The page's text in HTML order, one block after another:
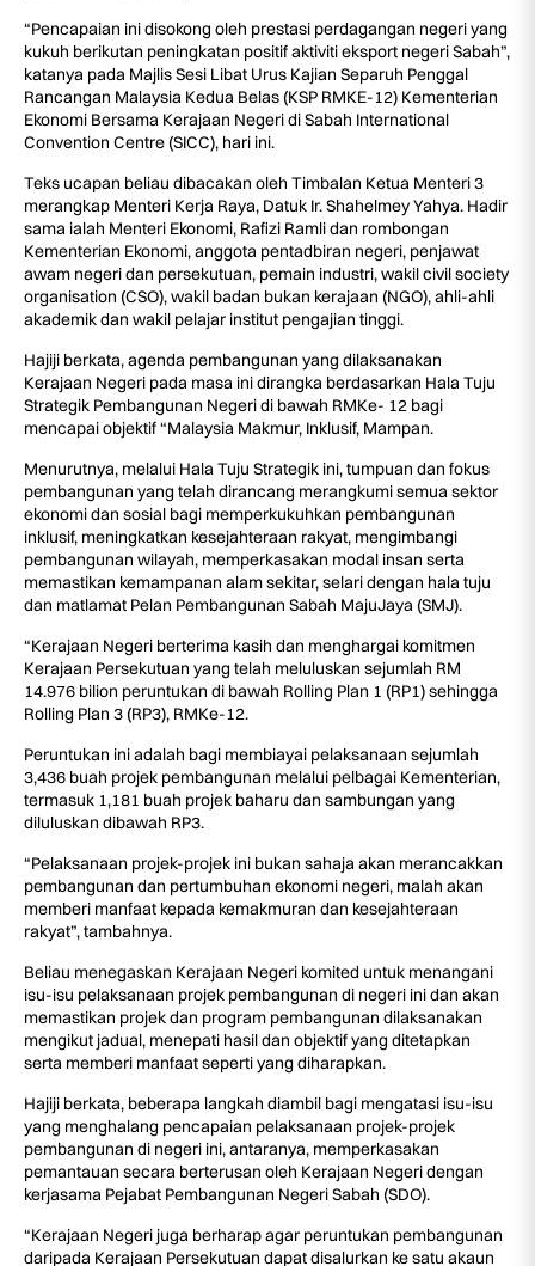
“Pencapaian ini disokong oleh prestasi perdagangan negeri yang
kukuh berikutan peningkatan positif aktiviti eksport negeri Sabah”,
katanya pada Majlis Sesi Libat Urus Kajian Separuh Penggal
Rancangan Malaysia Kedua Belas (KSP RMKE-12) Kementerian
Ekonomi Bersama Kerajaan Negeri di Sabah International
Convention Centre (SICC), hari ini.
Teks ucapan beliau dibacakan oleh Timbalan Ketua Menteri 3
merangkap Menteri Kerja Raya, Datuk Ir. Shahelmey Yahya. Hadir
sama ialah Menteri Ekonomi, Rafizi Ramli dan rombongan
Kementerian Ekonomi, anggota pentadbiran negeri, penjawat
awam negeri dan persekutuan, pemain industri, wakil civil society
organisation (CSO), wakil badan bukan kerajaan (NGO), ahli-ahli
akademik dan wakil pelajar institut pengajian tinggi.
Hajiji berkata, agenda pembangunan yang dilaksanakan
Kerajaan Negeri pada masa ini dirangka berdasarkan Hala Tuju
Strategik Pembangunan Negeri di bawah RMKe- 12 bagi
mencapai objektif “Malaysia Makmur, Inklusif, Mampan.
Menurutnya, melalui Hala Tuju Strategik ini, tumpuan dan fokus
pembangunan yang telah dirancang merangkumi semua sektor
ekonomi dan sosial bagi memperkukuhkan pembangunan
inklusif, meningkatkan kesejahteraan rakyat, mengimbangi
pembangunan wilayah, memperkasakan modal insan serta
memastikan kemampanan alam sekitar, selari dengan hala tuju
dan matlamat Pelan Pembangunan Sabah MajuJaya (SMJ).
“Kerajaan Negeri berterima kasih dan menghargai komitmen
Kerajaan Persekutuan yang telah meluluskan sejumlah RM
14.976 bilion peruntukan di bawah Rolling Plan 1 (RP1) sehingga
Rolling Plan 3 (RP3), RMKe-12.
Peruntukan ini adalah bagi membiayai pelaksanaan sejumlah
3,436 buah projek pembangunan melalui pelbagai Kementerian,
termasuk 1,181 buah projek baharu dan sambungan yang
diluluskan dibawah RP3.
“Pelaksanaan projek-projek ini bukan sahaja akan merancakkan
pembangunan dan pertumbuhan ekonomi negeri, malah akan
memberi manfaat kepada kemakmuran dan kesejahteraan
rakyat”, tambahnya.
Beliau menegaskan Kerajaan Negeri komited untuk menangani
isu-isu pelaksanaan projek pembangunan di negeri ini dan akan
memastikan projek dan program pembangunan dilaksanakan
mengikut jadual, menepati hasil dan objektif yang ditetapkan
serta memberi manfaat seperti yang diharapkan.
Hajiji berkata, beberapa langkah diambil bagi mengatasi isu-isu
yang menghalang pencapaian pelaksanaan projek-projek
pembangunan di negeri ini, antaranya, memperkasakan
pemantauan secara berterusan oleh Kerajaan Negeri dengan
kerjasama Pejabat Pembangunan Negeri Sabah (SDO).
“Kerajaan Negeri juga berharap agar peruntukan pembangunan
daripada Kerajaan Persekutuan dapat disalurkan ke satu akaun